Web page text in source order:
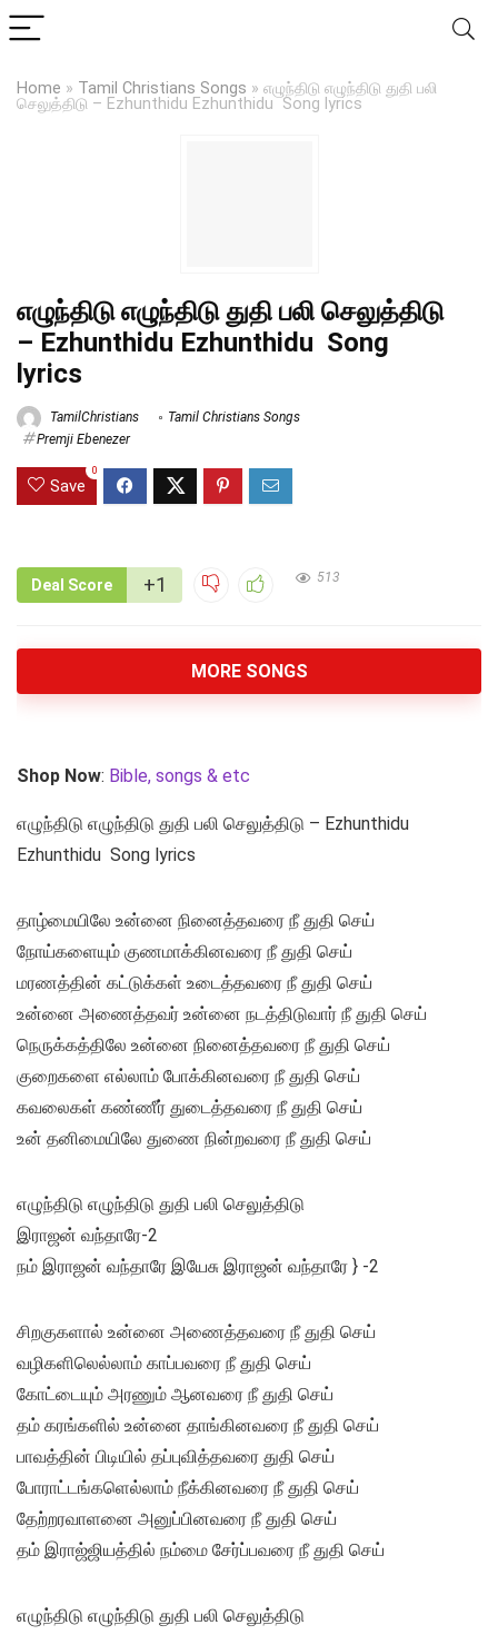
Home » Tamil Christians Songs » எழுந்திடு எழுந்திடு துதி பலி
செலுத்திடு – Ezhunthidu Ezhunthidu Song lyrics
எழுந்திடு எழுந்திடு துதி பலி செலுத்திடு
– Ezhunthidu Ezhunthidu Song
lyrics
TamilChristians
Tamil Christians Songs
Premji Ebenezer
Save
0
Deal Score +1 513
MORE SONGS
Shop Now: Bible, songs & etc
எழுந்திடு எழுந்திடு துதி பலி செலுத்திடு – Ezhunthidu
Ezhunthidu Song lyrics
தாழ்மையிலே உன்னை நினைத்தவரை நீ துதி செய்
நோய்களையும் குணமாக்கினவரை நீ துதி செய்
மரணத்தின் கட்டுக்கள் உடைத்தவரை நீ துதி செய்
உன்னை அணைத்தவர் உன்னை நடத்திடுவார் நீ துதி செய்
நெருக்கத்திலே உன்னை நினைத்தவரை நீ துதி செய்
குறைகளை எல்லாம் போக்கினவரை நீ துதி செய்
கவலைகள் கண்ணீர் துடைத்தவரை நீ துதி செய்
உன் தனிமையிலே துணை நின்றவரை நீ துதி செய்
எழுந்திடு எழுந்திடு துதி பலி செலுத்திடு
இராஜன் வந்தாரே-2
நம் இராஜன் வந்தாரே இயேசு இராஜன் வந்தாரே } -2
சிறகுகளால் உன்னை அணைத்தவரை நீ துதி செய்
வழிகளிலெல்லாம் காப்பவரை நீ துதி செய்
கோட்டையும் அரணும் ஆனவரை நீ துதி செய்
தம் கரங்களில் உன்னை தாங்கினவரை நீ துதி செய்
பாவத்தின் பிடியில் தப்புவித்தவரை துதி செய்
போராட்டங்களெல்லாம் நீக்கினவரை நீ துதி செய்
தேற்றரவாளனை அனுப்பினவரை நீ துதி செய்
தம் இராஜ்ஜியத்தில் நம்மை சேர்ப்பவரை நீ துதி செய்
எழுந்திடு எழுந்திடு துதி பலி செலுத்திடு